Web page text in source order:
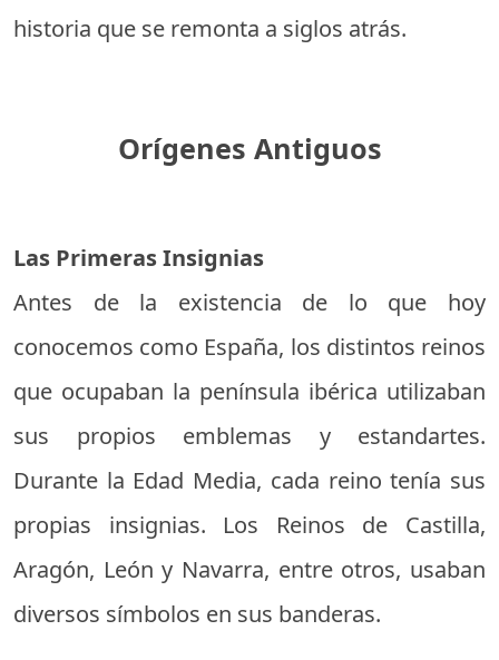
historia que se remonta a siglos atrás.
Orígenes Antiguos
Las Primeras Insignias
Antes de la existencia de lo que hoy
conocemos como España, los distintos reinos
que ocupaban la península ibérica utilizaban
sus propios emblemas y estandartes.
Durante la Edad Media, cada reino tenía sus
propias insignias. Los Reinos de Castilla,
Aragón, León y Navarra, entre otros, usaban
diversos símbolos en sus banderas.